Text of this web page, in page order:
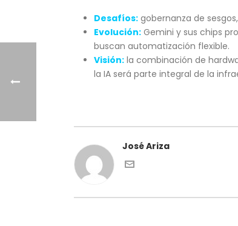
Desafíos:gobernanza de
Evolución:Gemini y sus chips
buscan automatización flexible.
Visión:la combinación de
la IA será parte integral de la
José Ariza